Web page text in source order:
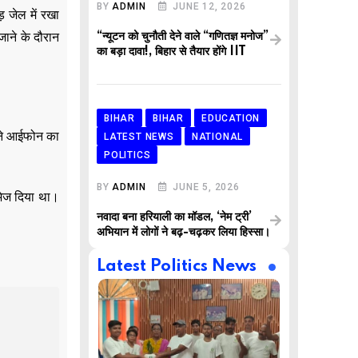
जेल में रखा
के दौरान
आईफोन का
दिया था।
BYADMIN JUNE 12, 2026
“न्यूटन को चुनौती देने वाले “गणितज्ञ मनोज”
का बड़ा दावा!, बिहार से तैयार होंगे IIT
BIHAR BIHAR
EDUCATION
LATEST NEWS
NATIONAL
POLITICS
BYADMIN JUNE 5, 2026
नवादा बना हरियाली का मॉडल, ‘नेम ट्री’
अभियान में लोगों ने बढ़-चढ़कर लिया हिस्सा।
Latest Politics News